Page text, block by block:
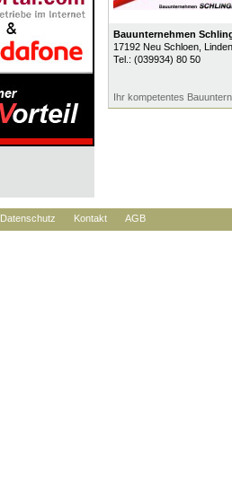
Bauunternehmen
17192 Neu Schloen,
Tel.: (039934) 80 50
Ihr kompetentes
Datenschutz Kontakt AGB